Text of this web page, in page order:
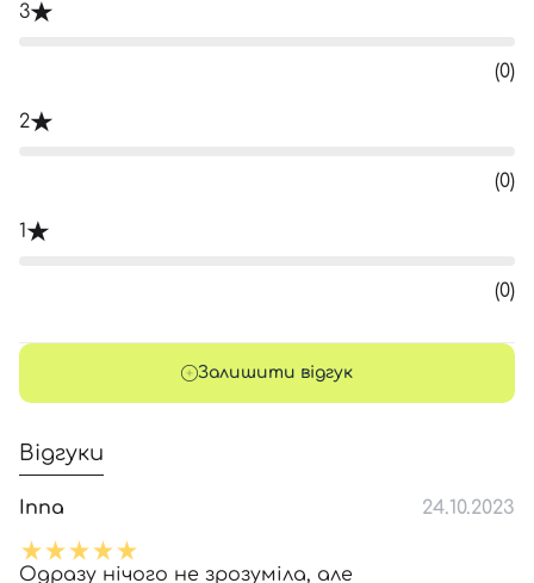
3
(0)
2
(0)
1
(0)
Залишити відгук
Відгуки
Inna 24.10.2023
Одразу нічого не зрозуміла, але